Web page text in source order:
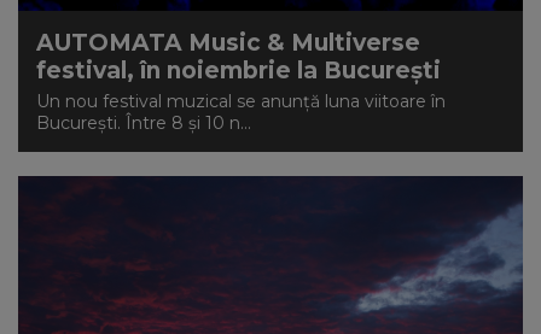
CONTUL MEU
AUTOMATA Music & Multiverse
festival, în noiembrie la București
Un nou festival muzical se anunță luna viitoare în
București. Între 8 și 10 n...